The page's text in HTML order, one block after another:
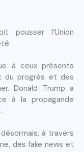
pousser l’Union
à ceux présents
du progrès et des
Donald Trump a
à la propagande
à travers
des fake news et